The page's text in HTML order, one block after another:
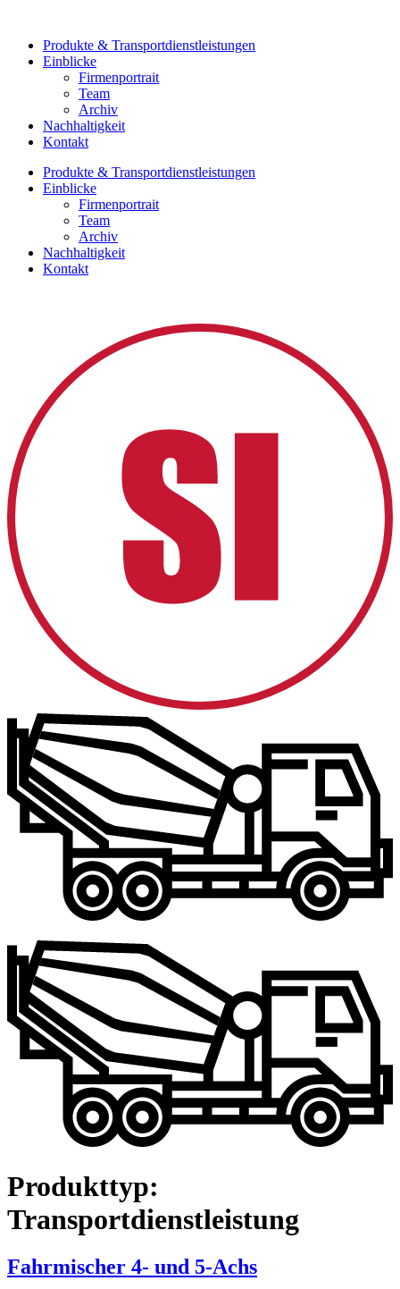
springenProdukte & Transportdienstleistungen
Einblicke
Firmenportrait
Team
Archiv
Nachhaltigkeit
Kontakt
Produkte & Transportdienstleistungen
Einblicke
Firmenportrait
Team
Archiv
Nachhaltigkeit
Kontakt
Produkttyp:
Transportdienstleistung
Fahrmischer 4- und 5-Achs